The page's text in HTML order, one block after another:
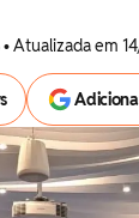
Atualizada em